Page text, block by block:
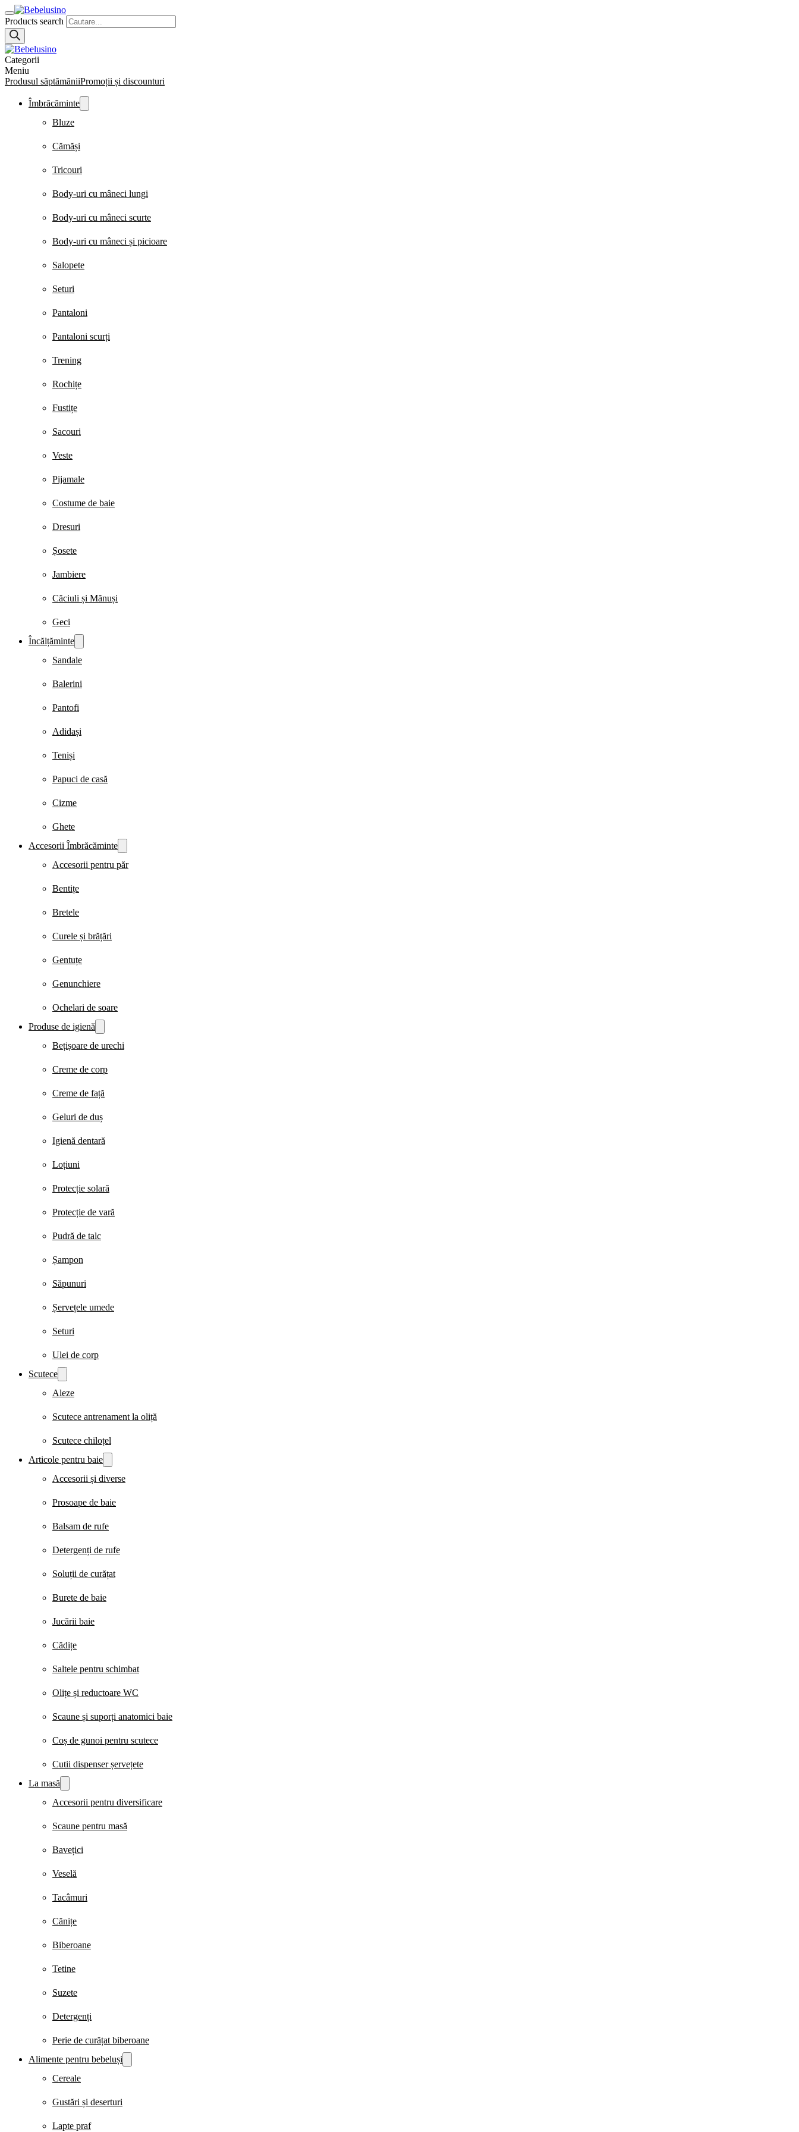
Products search
Categorii
Meniu
Produsul săptămăniiPromoții și discounturi
Îmbrăcăminte
Bluze
Cămăși
Tricouri
Body-uri cu mâneci lungi
Body-uri cu mâneci scurte
Body-uri cu mâneci și picioare
Salopete
Seturi
Pantaloni
Pantaloni scurți
Trening
Rochițe
Fustițe
Sacouri
Veste
Pijamale
Costume de baie
Dresuri
Șosete
Jambiere
Căciuli și Mănuși
Geci
Încălțăminte
Sandale
Balerini
Pantofi
Adidași
Teniși
Papuci de casă
Cizme
Ghete
Accesorii Îmbrăcăminte
Accesorii pentru păr
Bentițe
Bretele
Curele și brățări
Gentuțe
Genunchiere
Ochelari de soare
Produse de igienă
Bețișoare de urechi
Creme de corp
Creme de față
Geluri de duș
Igienă dentară
Loțiuni
Protecție solară
Protecție de vară
Pudră de talc
Șampon
Săpunuri
Șervețele umede
Seturi
Ulei de corp
Scutece
Aleze
Scutece antrenament la oliță
Scutece chiloțel
Articole pentru baie
Accesorii și diverse
Prosoape de baie
Balsam de rufe
Detergenți de rufe
Soluții de curățat
Burete de baie
Jucării baie
Cădițe
Saltele pentru schimbat
Olițe și reductoare WC
Scaune și suporți anatomici baie
Coș de gunoi pentru scutece
Cutii dispenser șervețete
La masă
Accesorii pentru diversificare
Scaune pentru masă
Bavețici
Veselă
Tacâmuri
Cănițe
Biberoane
Tetine
Suzete
Detergenți
Perie de curățat biberoane
Alimente pentru bebeluși
Cereale
Gustări și deserturi
Lapte praf